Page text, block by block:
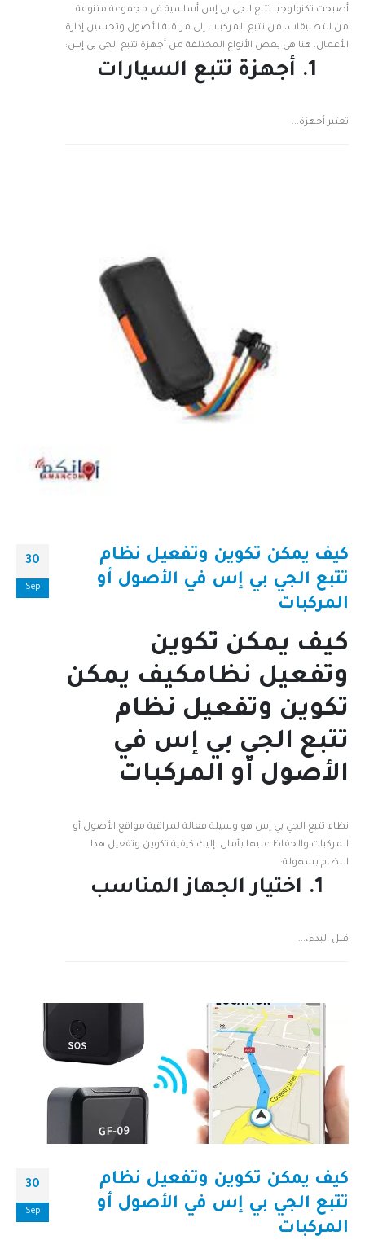
أصبحت تكنولوجيا تتبع الجي بي إس أساسية في مجموعة متنوعة
من التطبيقات، من تتبع المركبات إلى مراقبة الأصول وتحسين إدارة
الأعمال. هنا هي بعض الأنواع المختلفة من أجهزة تتبع الجي بي إس:
1. أجهزة تتبع السيارات
تعتبر أجهزة...
30
Sep
كيف يمكن تكوين وتفعيل نظام
تتبع الجي بي إس في الأصول أو
المركبات
كيف يمكن تكوين
وتفعيل نظامكيف يمكن
تكوين وتفعيل نظام
تتبع الجي بي إس في
الأصول أو المركبات
نظام تتبع الجي بي إس هو وسيلة فعالة لمراقبة مواقع الأصول أو
المركبات والحفاظ عليها بأمان. إليك كيفية تكوين وتفعيل هذا
النظام بسهولة:
1. اختيار الجهاز المناسب
قبل البدء،...
30
Sep
كيف يمكن تكوين وتفعيل نظام
تتبع الجي بي إس في الأصول أو
المركبات